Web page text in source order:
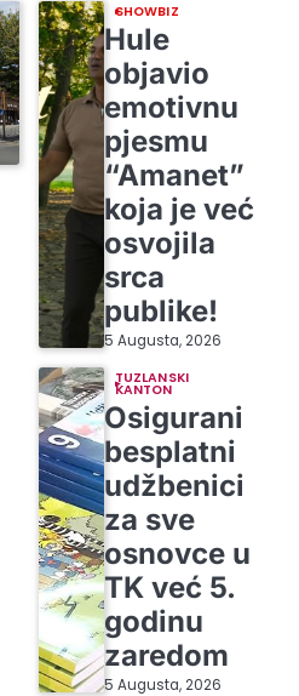
SHOWBIZ
Hule
objavio
emotivnu
pjesmu
“Amanet”
koja je već
osvojila
srca
publike!
5 Augusta, 2026
TUZLANSKI
KANTON
Osigurani
besplatni
udžbenici
za sve
osnovce u
TK već 5.
godinu
zaredom
5 Augusta, 2026